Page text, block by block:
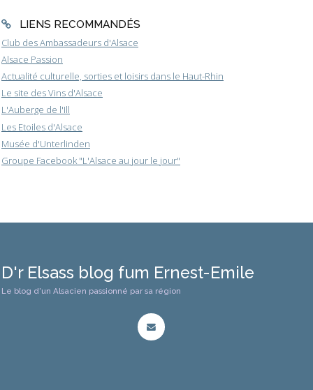
LIENS RECOMMANDÉS
Club des Ambassadeurs d'Alsace
Alsace Passion
Actualité culturelle, sorties et loisirs dans le Haut-Rhin
Le site des Vins d'Alsace
L'Auberge de l'Ill
Les Etoiles d'Alsace
Musée d'Unterlinden
Groupe Facebook "L'Alsace au jour le jour"
D'r Elsass blog fum Ernest-Emile
Le blog d'un Alsacien passionné par sa région